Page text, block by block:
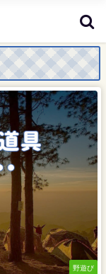
野遊び